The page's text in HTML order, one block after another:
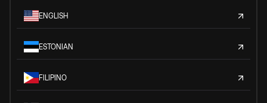
ENGLISH
ESTONIAN
FILIPINO